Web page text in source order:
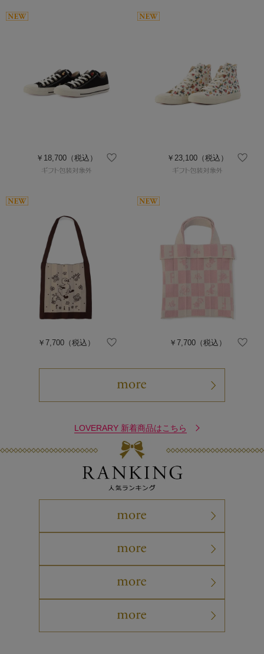
￥18,700（税込） ￥23,100 （税込）
￥7,700 （税込） ￥7,700（税込）
LOVERARY 新着商品はこちら